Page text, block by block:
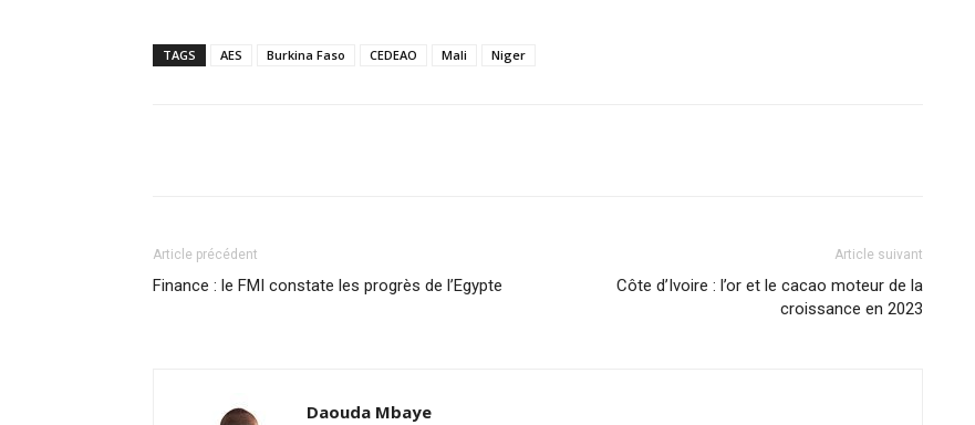
TAGS AES Burkina Faso CEDEAO Mali Niger
Article précédent
Finance : le FMI constate les progrès de l’Egypte
Article suivant
Côte d’Ivoire : l’or et le cacao moteur de la
croissance en 2023
Daouda Mbaye